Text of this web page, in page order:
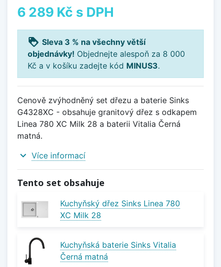
6 289 Kč s DPH
loyalty Sleva 3 % na všechny větší
objednávky! Objednejte alespoň za 8 000
Kč a v košíku zadejte kód MINUS3.
Cenově zvýhodněný set dřezu a baterie Sinks
G4328XC - obsahuje granitový dřez s odkapem
Linea 780 XC Milk 28 a baterii Vitalia Černá
matná.
expand_more Více informací
Tento set obsahuje
Kuchyňský dřez Sinks Linea 780
XC Milk 28
Kuchyňská baterie Sinks Vitalia
Černá matná